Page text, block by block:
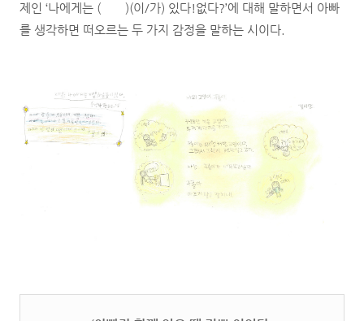
제인 ‘나에게는 ( )(이/가) 있다!없다?’에 대해 말하면서 아빠
를 생각하면 떠오르는 두 가지 감정을 말하는 시이다.